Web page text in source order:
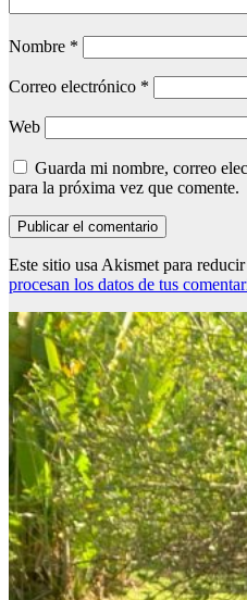
Nombre *
Correo electrónico *
Web
Guarda mi nombre, correo
para la próxima vez que comente.
Este sitio usa Akismet para
procesan los datos de tus